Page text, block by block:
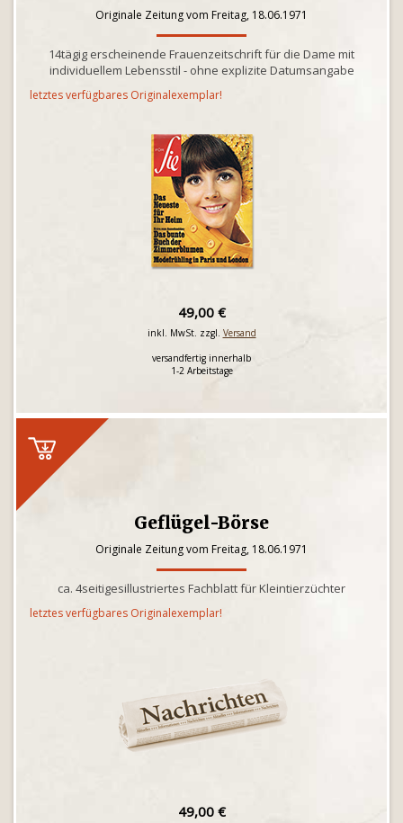
Originale Zeitung vom Freitag, 18.06.1971
14tägig erscheinende Frauenzeitschrift für die Dame mit
individuellem Lebensstil - ohne explizite Datumsangabe
letztes verfügbares Originalexemplar!
49,00 €
inkl. MwSt. zzgl. Versand
versandfertig innerhalb
1-2 Arbeitstage
Geflügel-Börse
Originale Zeitung vom Freitag, 18.06.1971
ca. 4seitigesillustriertes Fachblatt für Kleintierzüchter
letztes verfügbares Originalexemplar!
49,00 €